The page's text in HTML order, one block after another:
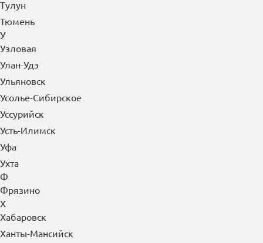
Тулун
Тюмень
У
Узловая
Улан-Удэ
Ульяновск
Усолье-Сибирское
Уссурийск
Усть-Илимск
Уфа
Ухта
Ф
Фрязино
Х
Хабаровск
Ханты-Мансийск